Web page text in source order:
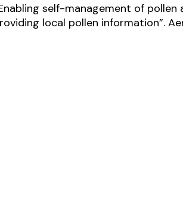
self-management of
local pollen information”.